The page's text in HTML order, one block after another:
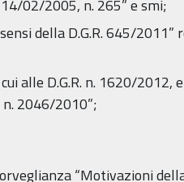
02/2005, n. 265” e smi;
della D.G.R. 645/
alle D.G.R. n. 1620/2012,
2046/2010”;
“Motivazioni